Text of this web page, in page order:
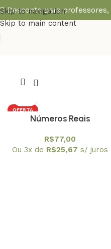
Skip to navigation
Skip to main content
Desconto para professores,
OFERTA
Números Reais
R$77,00
Ou 3x de R$25,67 s/ juros